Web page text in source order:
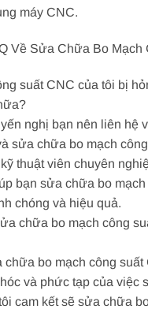
máy CNC.
Về Sửa Chữa Bo Mạch
suất CNC của tôi bị
nghị bạn nên liên hệ
sửa chữa bo mạch
thuật viên chuyên
bạn sửa chữa bo
chóng và hiệu quả.
chữa bo mạch công
bo mạch công suất
và phức tạp của việc
cam kết sẽ sửa chữa